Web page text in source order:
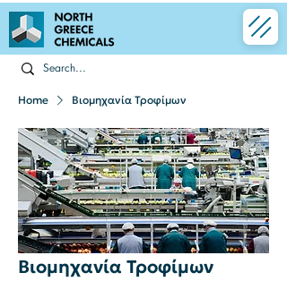
Home Bιομηχανία Τροφίμων
Bιομηχανία Τροφίμων